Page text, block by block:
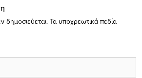
δημοσιεύεται. Τα υποχρεωτικά πεδία